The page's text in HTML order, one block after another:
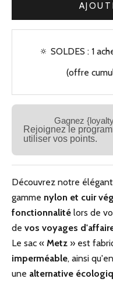
🔅 SOLDES : 1
(offre
Gagnez
Rejoignez le
utiliser vos points.
Découvrez notre
gamme nylon et cuir
fonctionnalité lors de
de vos voyages
Le sac « Metz » est
imperméable, ainsi qu'en
une alternative